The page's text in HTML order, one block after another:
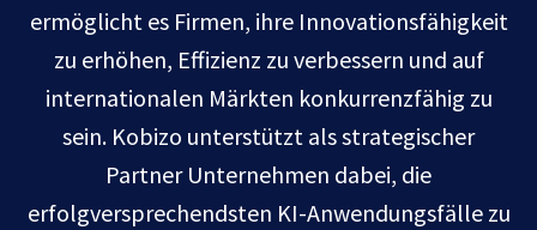
ermöglicht es Firmen, ihre Innovationsfähigkeit
zu erhöhen, Effizienz zu verbessern und auf
internationalen Märkten konkurrenzfähig zu
sein. Kobizo unterstützt als strategischer
Partner Unternehmen dabei, die
erfolgversprechendsten KI-Anwendungsfälle zu